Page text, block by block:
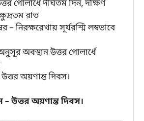
গোলার্ধে দীর্ঘতম দিন, দক্ষিণ
রাত
– নিরক্ষরেখায় সূর্যরশ্মি লম্বভাবে
অবস্থান উত্তর গোলার্ধে
অয়ণান্ত দিবস।
উত্তর অয়ণান্ত দিবস।